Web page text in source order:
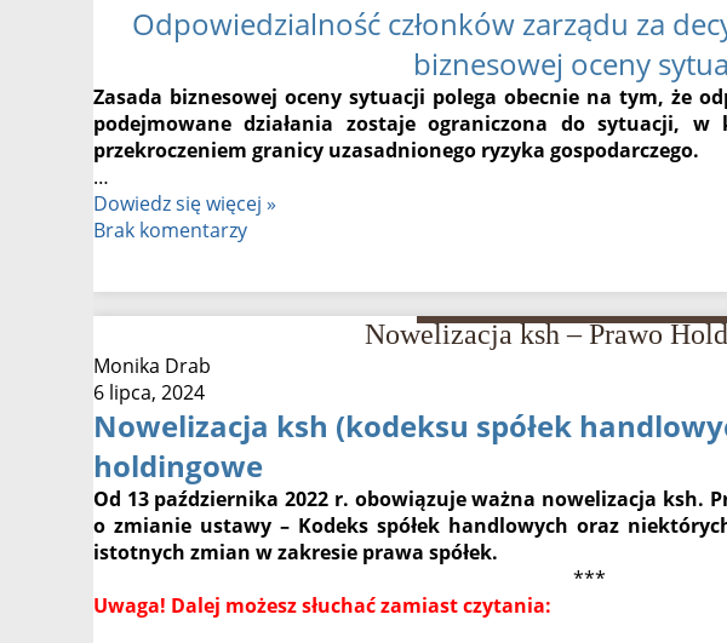
Odpowiedzialność członków zarządu za
biznesowej oceny
Zasada biznesowej oceny sytuacji polega obecnie na tym, że
podejmowane działania zostaje ograniczona do sytuacji,
przekroczeniem granicy uzasadnionego ryzyka gospodarczego.
…
Odpowiedzialność
członka
odpowiada
zarząd?
Dowiedz się więcej »
Brak komentarzy
Nowelizacja ksh – Prawo
Monika Drab
6 lipca, 2024
Nowelizacja ksh (kodeksu spółek
holdingowe
Od 13 października 2022 r. obowiązuje ważna nowelizacja ksh.
o zmianie ustawy – Kodeks spółek handlowych oraz
istotnych zmian w zakresie prawa spółek.
***
Uwaga! Dalej możesz słuchać zamiast czytania: